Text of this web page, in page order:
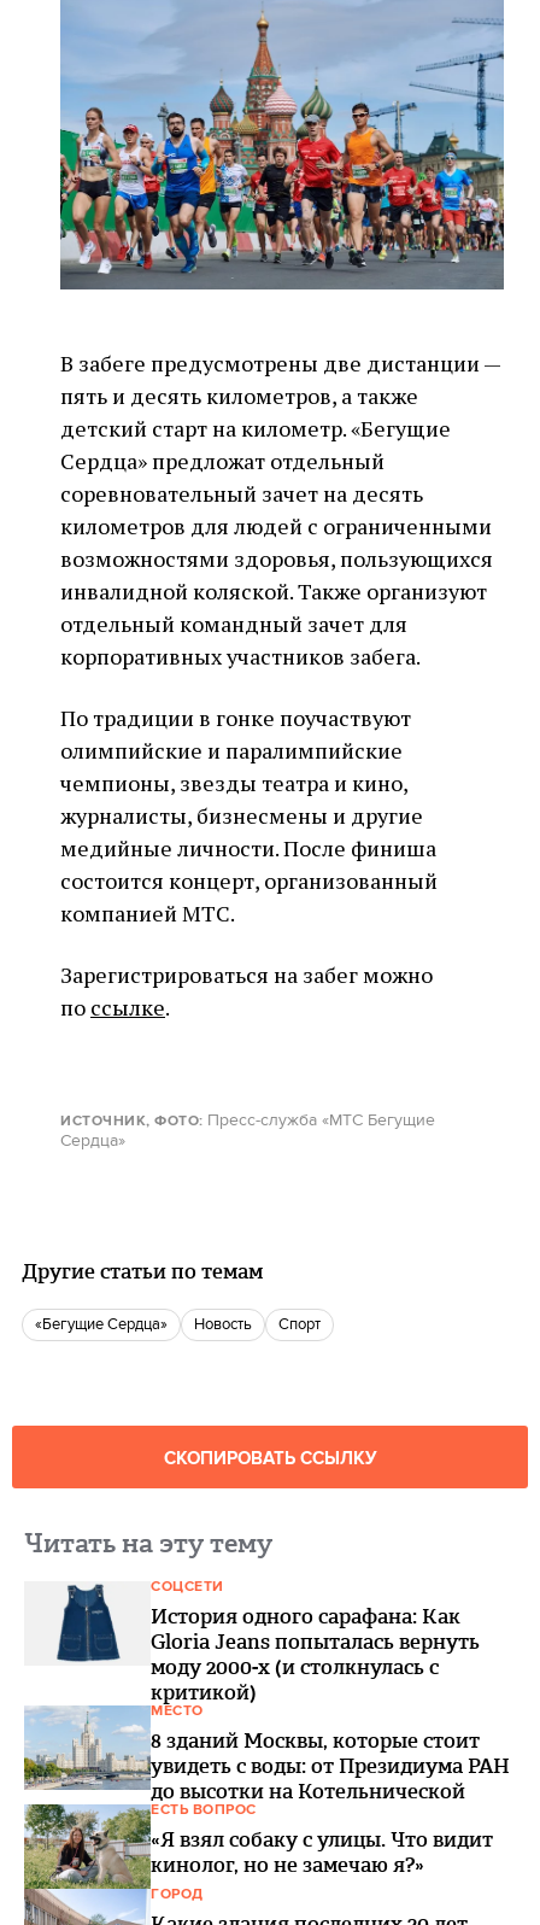
В забеге предусмотрены две дистанции —
пять и десять километров, а также
детский старт на километр. «Бегущие
Сердца» предложат отдельный
соревновательный зачет на десять
километров для людей с ограниченными
возможностями здоровья, пользующихся
инвалидной коляской. Также организуют
отдельный командный зачет для
корпоративных участников забега.
По традиции в гонке поучаствуют
олимпийские и паралимпийские
чемпионы, звезды театра и кино,
журналисты, бизнесмены и другие
медийные личности. После финиша
состоится концерт, организованный
компанией МТС.
Зарегистрироваться на забег можно
по ссылке.
ИСТОЧНИК, ФОТО: Пресс-служба «МТС Бегущие
Сердца»
Другие статьи по темам
«Бегущие Сердца» Новость спорт
СКОПИРОВАТЬ ССЫЛКУ
Читать на эту тему
СОЦСЕТИ
История одного сарафана: Как
Gloria Jeans попыталась вернуть
моду 2000-х (и столкнулась с
критикой)
МЕСТО
8 зданий Москвы, которые стоит
увидеть с воды: от Президиума РАН
до высотки на Котельнической
ЕСТЬ ВОПРОС
«Я взял собаку с улицы. Что видит
кинолог, но не замечаю я?»
ГОРОД